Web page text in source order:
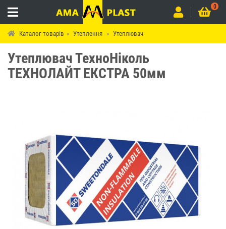
0
Каталог товарів Утеплення Утеплювач
Утеплювач ТехноНіколь
ТЕХНОЛАЙТ ЕКСТРА 50мм